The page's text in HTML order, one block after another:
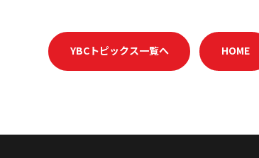
YBCトピックス一覧へ HOME